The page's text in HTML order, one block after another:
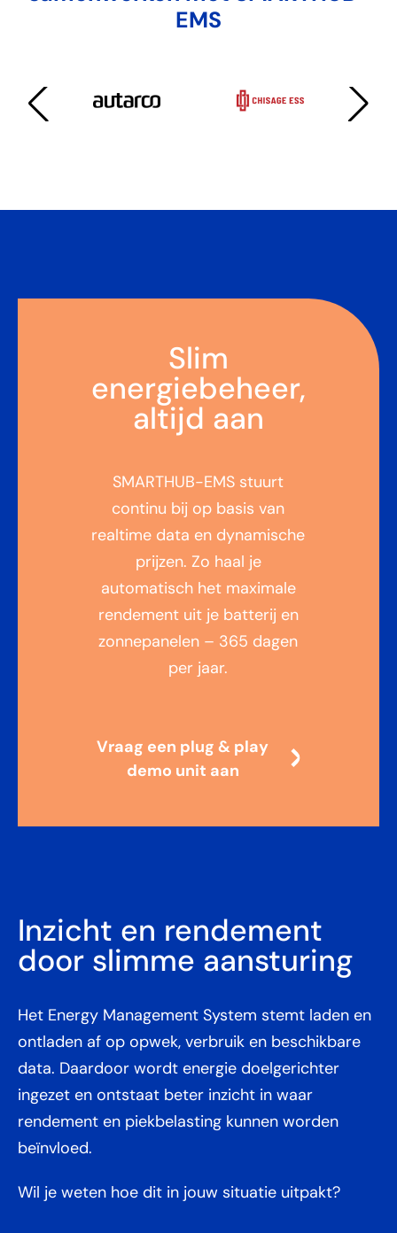
EMS
Slim
energiebeheer,
altijd aan
SMARTHUB-EMS stuurt
continu bij op basis van
realtime data en dynamische
prijzen. Zo haal je
automatisch het maximale
rendement uit je batterij en
zonnepanelen – 365 dagen
per jaar.
Vraag een plug & play
demo unit aan
Inzicht en rendement
door slimme aansturing
Het Energy Management System stemt laden en
ontladen af op opwek, verbruik en beschikbare
data. Daardoor wordt energie doelgerichter
ingezet en ontstaat beter inzicht in waar
rendement en piekbelasting kunnen worden
beïnvloed.
Wil je weten hoe dit in jouw situatie uitpakt?